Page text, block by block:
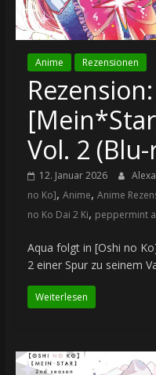
Anime Rezensionen
Vol. 2
12. Januar 2026
no Ko], Anime, Anime
no Ko Dai 2 Ki, peppermint
Aqua folgt in [Oshi no
2 einer Spur zu seinem
Weiterlesen